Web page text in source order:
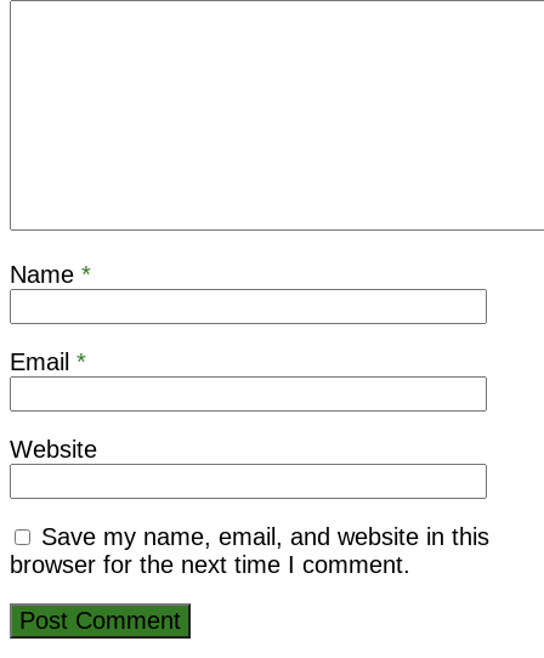
Name *
Email *
Website
Save my name, email, and website in this
browser for the next time I comment.